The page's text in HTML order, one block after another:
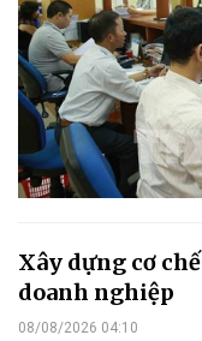
Xây dựng cơ
doanh nghiệp
08/08/2026 04:10